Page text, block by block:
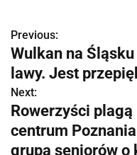
N
a
w
i
g
Previous:
Wulkan na
lawy. Jest
Next:
Rowerzyści
centrum
grupa seniorów o